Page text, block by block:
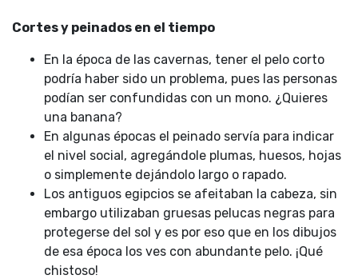
Cortes y peinados en el tiempo
En la época de las cavernas, tener el pelo corto
podría haber sido un problema, pues las personas
podían ser confundidas con un mono. ¿Quieres
una banana?
En algunas épocas el peinado servía para indicar
el nivel social, agregándole plumas, huesos, hojas
o simplemente dejándolo largo o rapado.
Los antiguos egipcios se afeitaban la cabeza, sin
embargo utilizaban gruesas pelucas negras para
protegerse del sol y es por eso que en los dibujos
de esa época los ves con abundante pelo. ¡Qué
chistoso!